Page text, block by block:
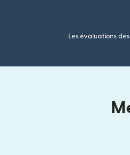
Les évaluations